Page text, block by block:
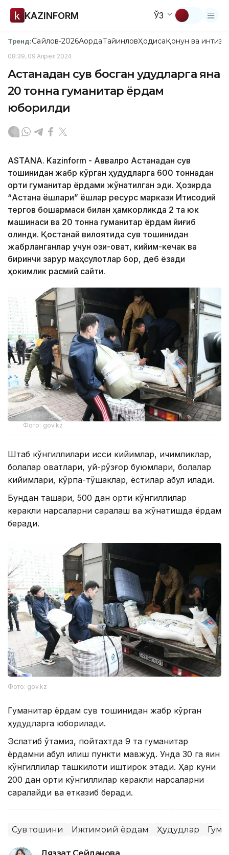
KAZINFORM ЎЗ
Тренд:Сайлов-2026АқордаТайинловҲодисаҚонун ва
08:39, 09 Апрел 2024
Астанадан сув босган ҳудудларга яна
20 тонна гуманитар ёрдам
юборилди
ASTANA. Kazinform - Аввалроқ Астанадан сув
тошқинидан жабр кўрган ҳудудларга 600 тоннадан
ортиқ гуманитар ёрдами жўнатилган эди. Ҳозирда
“Астана ёшлари” ёшлар ресурс маркази Иқтисодий
тергов бошқармаси билан ҳамкорликда 2 та юк
машинаси ва 20 тонна гуманитар ёрдам йиғиб
олинди. Қостанай вилоятида сув тошқинидан
жабрланганлар учун озиқ-овқат, кийим-кечак ва
биринчи зарур маҳсулотлар бор, деб ёзади
ҳокимлик расмий сайти.
Фото: gov.kz
Штаб кўнгиллилари иссиқ кийимлар, ичимликлар,
болалар овқатлари, уй-рўзғор буюмлари, болалар
кийимлари, кўрпа-тўшаклар, ёстиқлар қабул қилади.
Бундан ташқари, 500 дан ортиқ кўнгиллилар
керакли нарсаларни саралаш ва жўнатишда ёрдам
беради.
Фото: gov.kz
Гуманитар ёрдам сув тошқинидан жабр кўрган
ҳудудларга юборилади.
Эслатиб ўтамиз, пойтахтда 9 та гуманитар
ёрдамни қабул қилиш пункти мавжуд. Унда 30 га яқин
кўнгиллилар ташкилоти иштирок этади. Ҳар куни
200 дан ортиқ кўнгиллилар керакли нарсаларни
саралайди ва етказиб беради.
Сув тошқини Ижтимоий ёрдам Ҳудудлар